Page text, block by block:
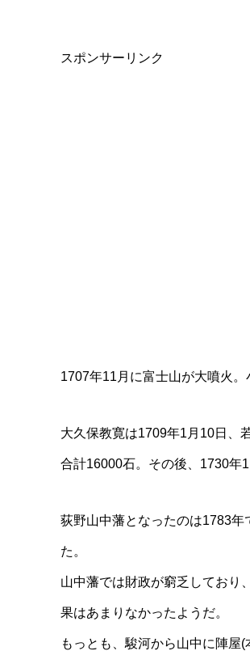
スポンサーリンク
1707年11月に富士山が大噴火
大久保教寛は1709年1月10日、
合計16000石。その後、1730年
荻野山中藩となったのは1783
た。
山中藩では財政が窮乏しており
果はあまりなかったようだ。
もっとも、駿河から山中に陣屋